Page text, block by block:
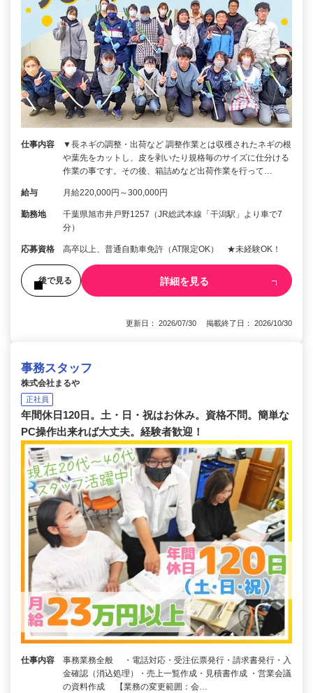
仕事内容
▼長ネギの調整・出荷など 調整作業とは収穫されたネギの根
や葉先をカットし、皮を剥いたり規格毎のサイズに仕分ける
作業の事です。その後、箱詰めなど出荷作業を行って…
給与 月給220,000円～300,000円
勤務地
千葉県旭市井戸野1257（JR総武本線「干潟駅」より車で7
分）
応募資格 高卒以上、普通自動車免許（AT限定OK） ★未経験OK！
後で見る 詳細を見る
更新日： 2026/07/30 掲載終了日： 2026/10/30
事務スタッフ
株式会社まるや
正社員
年間休日120日。土・日・祝はお休み。資格不問。簡単な
PC操作出来れば大丈夫。経験者歓迎！
仕事内容
事務業務全般 ・電話対応・受注伝票発行・請求書発行・入
金確認（消込処理）・売上一覧作成・見積書作成 ・営業会議
の資料作成 【業務の変更範囲：会…